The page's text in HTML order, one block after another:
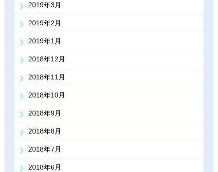
2019年3月
2019年2月
2019年1月
2018年12月
2018年11月
2018年10月
2018年9月
2018年8月
2018年7月
2018年6月